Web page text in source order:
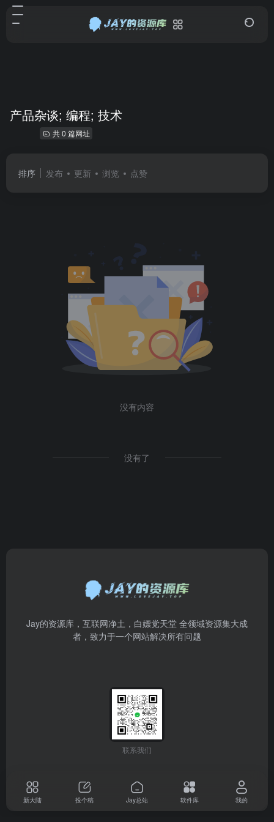
产品杂谈; 编程; 技术
共 0 篇网址
排序 发布 更新 浏览 点赞
没有内容
没有了
Jay的资源库，互联网净土，白嫖党天堂 全领域资源集大成
者，致力于一个网站解决所有问题
联系我们
新大陆 投个稿 Jay总站 软件库 我的